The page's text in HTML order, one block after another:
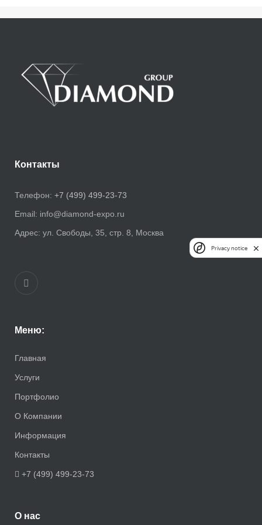
Контакты
Телефон: +7 (499) 499-23-73
Email: info@diamond-expo.ru
Адрес: ул. Свободы, 35, стр. 8, Москва
Меню:
Главная
Услуги
Портфолио
О Компании
Информация
Контакты
+7 (499) 499-23-73
О нас
Privacy notice